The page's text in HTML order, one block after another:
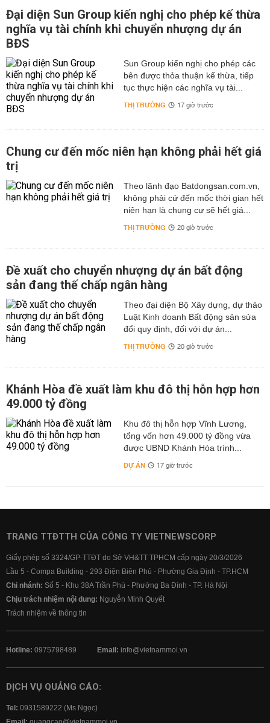
Đại diện Sun Group kiến nghị cho phép kế thừa
nghĩa vụ tài chính khi chuyển nhượng dự án
BĐS
Sun Group kiến nghị cho phép các
bên được thỏa thuận kế thừa, tiếp
tục thực hiện các nghĩa vụ tài...
THỊ TRƯỜNG 17 giờ trước
Chung cư đến mốc niên hạn không phải hết giá
trị
Theo lãnh đạo Batdongsan.com.vn,
không phải cứ đến mốc thời gian hết
niên hạn là chung cư sẽ hết giá...
THỊ TRƯỜNG 20 giờ trước
Đề xuất cho chuyển nhượng dự án bất động
sản đang thế chấp ngân hàng
Theo đại diện Bộ Xây dựng, dự thảo
Luật Kinh doanh Bất động sản sửa
đổi quy định, đối với dự án...
THỊ TRƯỜNG 20 giờ trước
Khánh Hòa đề xuất làm khu đô thị hỗn hợp hơn
49.000 tỷ đồng
Khu đô thị hỗn hợp Vĩnh Lương,
tổng vốn hơn 49.000 tỷ đồng vừa
được UBND Khánh Hòa trình...
DỰ ÁN 17 giờ trước
TRANG TTĐTTH CỦA CÔNG TY VIETNEWSCORP
Giấy phép số 3324/GP-TTĐT do Sở VH&TT TPHCM cấp ngày 20/3/2026
Lầu 5 - Compa Building - 293 Điện Biên Phủ - Phường Gia Định - TP.HCM
Chi nhánh: Số 5 - Khu 38A Trần Phú - Phường Ba Đình - TP. Hà Nội
Chịu trách nhiệm nội dung: Nguyễn Minh Quyết
Trách nhiệm về thông tin
Hotline: 0975798489 Email: info@vietnammoi.vn
DỊCH VỤ QUẢNG CÁO:
Tel: 0931589222 (Ms Ngọc)